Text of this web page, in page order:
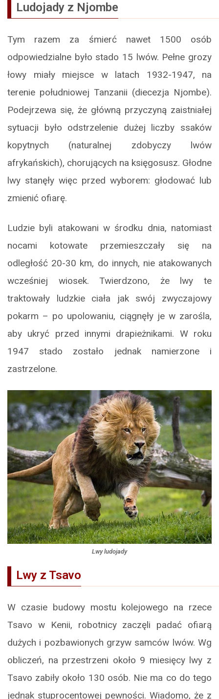
Ludojady z Njombe
Tym razem za śmierć nawet 1500 osób
odpowiedzialne było stado 15 lwów. Pełne grozy
łowy miały miejsce w latach 1932-1947, na
terenie południowej Tanzanii (diecezja Njombe).
Podejrzewa się, że główną przyczyną zaistniałej
sytuacji było odstrzelenie dużej liczby ssaków
kopytnych (naturalnej zdobyczy lwów
afrykańskich), chorujących na księgosusz. Głodne
lwy stanęły więc przed wyborem: głodować lub
zmienić ofiarę.
Ludzie byli atakowani w środku dnia, natomiast
nocami kotowate przemieszczały się na
odległość 20-30 km, do innych, nie atakowanych
wcześniej wiosek. Twierdzono, że lwy te
traktowały ludzkie ciała jak swój zwyczajowy
pokarm – po upolowaniu, ciągnęły je w zarośla,
aby ukryć przed innymi drapieżnikami. W roku
1947 stado zostało jednak namierzone i
zastrzelone.
Lwy ludojady
Lwy z Tsavo
W czasie budowy mostu kolejowego na rzece
Tsavo w Kenii, robotnicy zaczęli padać ofiarą
dużych i pozbawionych grzyw samców lwów. Wg
obliczeń, na przestrzeni około 9 miesięcy lwy z
Tsavo zabiły około 130 osób. Nie ma co do tego
jednak stuprocentowej pewności. Wiadomo, że z